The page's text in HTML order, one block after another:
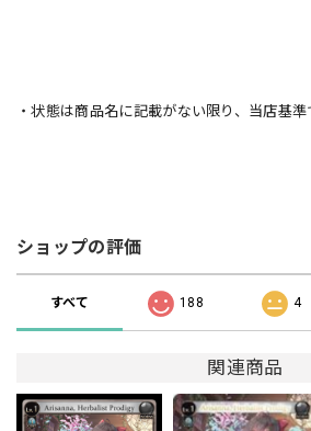
・状態は商品名に記載がない限り、当店基準
ショップの評価
すべて 188 4
関連商品